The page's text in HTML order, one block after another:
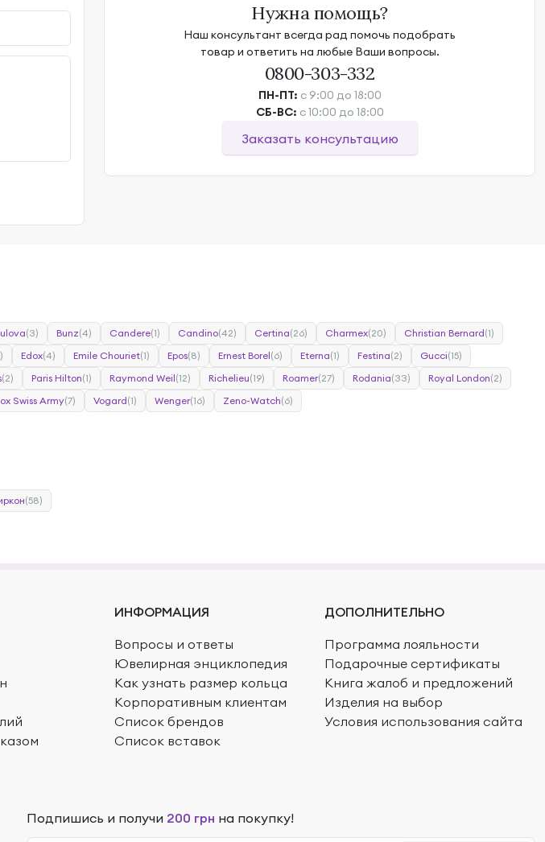
Нужна помощь?
Наш консультант всегда рад помочь подобрать
товар и ответить на любые Ваши вопросы.
0800-303-332
ПН-ПТ: с 9:00 до 18:00
СБ-ВС: с 10:00 до 18:00
Заказать консультацию
(3) Bunz(4) Candere(1) Candino(42) Certina(26) Charmex(20) Christian Bernard(1)
Edox(4) Emile Chouriet(1) Epos(8) Ernest Borel(6) Eterna(1) Festina(2) Gucci(15)
(2) Paris Hilton(1) Raymond Weil(12) Richelieu(19) Roamer(27) Rodania(33) Royal London(2)
Swiss Army(7) Vogard(1) Wenger(16) Zeno-Watch(6)
(58)
ИНФОРМАЦИЯ
Вопросы и ответы
Ювелирная энциклопедия
Как узнать размер кольца
Корпоративным клиентам
Список брендов
Список вставок
ДОПОЛНИТЕЛЬНО
Программа лояльности
Подарочные сертификаты
Книга жалоб и предложений
Изделия на выбор
Условия использования сайта
Подпишись и получи 200 грн на покупку!